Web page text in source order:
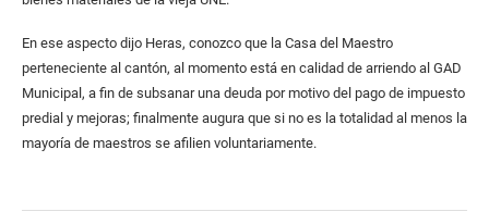
En ese aspecto dijo Heras, conozco que la Casa del Maestro
perteneciente al cantón, al momento está en calidad de arriendo al GAD
Municipal, a fin de subsanar una deuda por motivo del pago de impuesto
predial y mejoras; finalmente augura que si no es la totalidad al menos la
mayoría de maestros se afilien voluntariamente.